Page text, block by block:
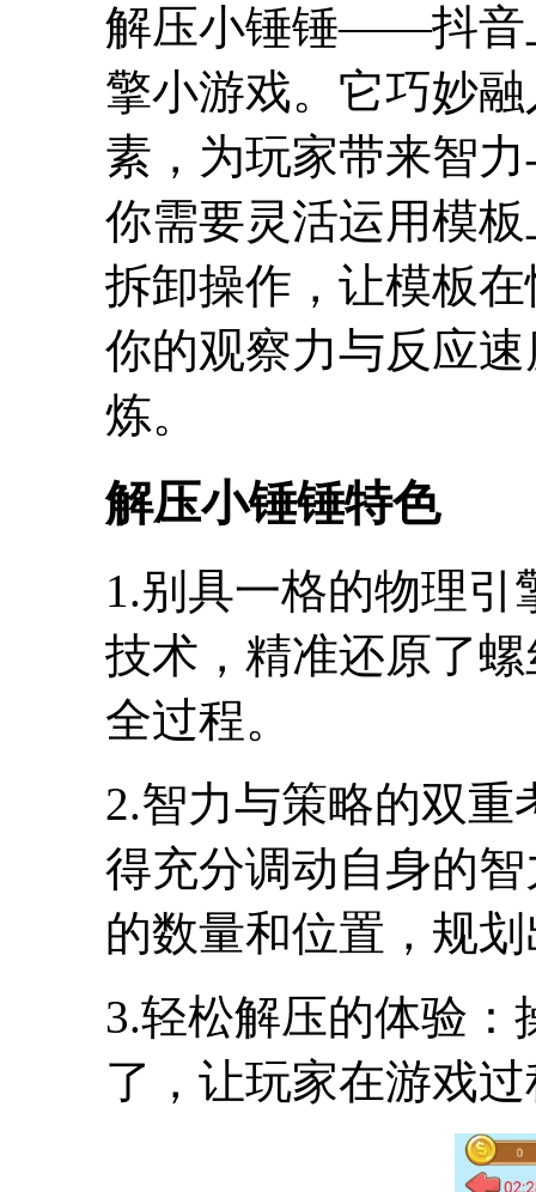
解压小锤锤——抖音
擎小游戏。它巧妙
素，为玩家带来智
你需要灵活运用模
拆卸操作，让模板
你的观察力与反应
炼。
解压小锤锤特色
1.别具一格的物理
技术，精准还原了
全过程。
2.智力与策略的双
得充分调动自身的
的数量和位置，规
3.轻松解压的体验
了，让玩家在游戏